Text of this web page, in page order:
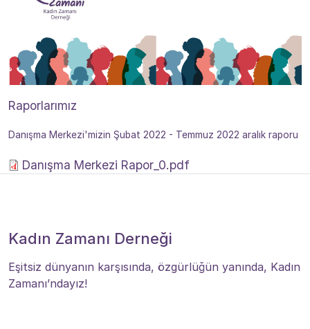
Raporlarımız
Danışma Merkezi'mizin Şubat 2022 - Temmuz 2022 aralık raporu
Danışma Merkezi Rapor_0.pdf
Kadın Zamanı Derneği
Eşitsiz dünyanın karşısında, özgürlüğün yanında, Kadın
Zamanı’ndayız!